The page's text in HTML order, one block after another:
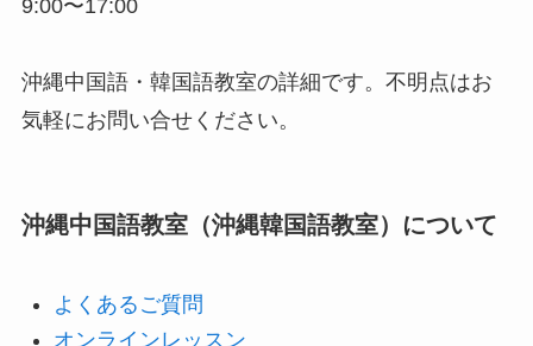
9:00〜17:00
沖縄中国語・韓国語教室の詳細です。不明点はお
気軽にお問い合せください。
沖縄中国語教室（沖縄韓国語教室）について
よくあるご質問
オンラインレッスン